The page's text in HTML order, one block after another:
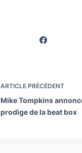
ARTICLE PRÉCÉDENT
Mike Tompkins
prodige de la beat box